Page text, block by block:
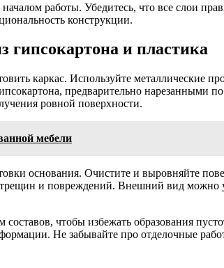
работы. Убедитесь, что все слои
конструкции.
гипсокартона и пластика
каркас. Используйте
предварительно
ровной поверхности.
мебели
основания. Очистите и выровняйте
и повреждений. Внешний вид можно
чтобы избежать образования
Не забывайте про отделочные